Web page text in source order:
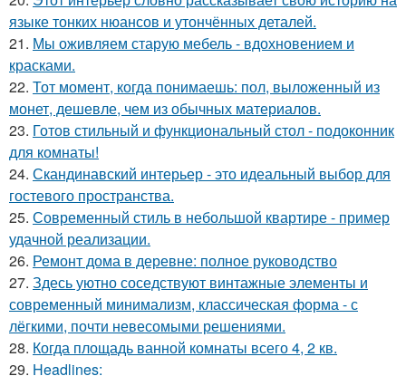
языке тонких нюансов и утончённых деталей.
21. Мы оживляем старую мебель - вдохновением и
красками.
22. Тот момент, когда понимаешь: пол, выложенный из
монет, дешевле, чем из обычных материалов.
23. Готов стильный и функциональный стол - подоконник
для комнаты!
24. Скандинавский интерьер - это идеальный выбор для
гостевого пространства.
25. Современный стиль в небольшой квартире - пример
удачной реализации.
26. Ремонт дома в деревне: полное руководство
27. Здесь уютно соседствуют винтажные элементы и
современный минимализм, классическая форма - с
лёгкими, почти невесомыми решениями.
28. Когда площадь ванной комнаты всего 4, 2 кв.
29. Headlines: